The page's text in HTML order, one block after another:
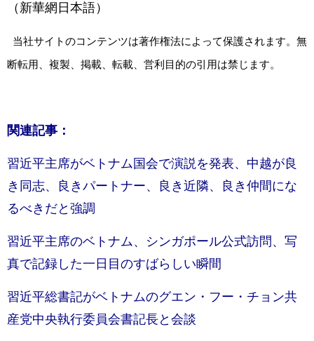
（新華網日本語）
当社サイトのコンテンツは著作権法によって保護されます。無
断転用、複製、掲載、転載、営利目的の引用は禁じます。
関連記事：
習近平主席がベトナム国会で演説を発表、中越が良
き同志、良きパートナー、良き近隣、良き仲間にな
るべきだと強調
習近平主席のベトナム、シンガポール公式訪問、写
真で記録した一日目のすばらしい瞬間
習近平総書記がベトナムのグエン・フー・チョン共
産党中央執行委員会書記長と会談